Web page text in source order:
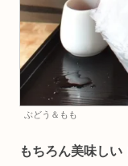
ぶどう＆もも
もちろん美味しい